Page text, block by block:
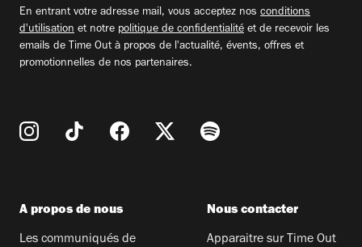
En entrant votre adresse mail, vous acceptez nos conditions
d'utilisation et notre politique de confidentialité et de recevoir les
emails de Time Out à propos de l'actualité, évents, offres et
promotionnelles de nos partenaires.
A propos de nous
Les communiqués de
Nous contacter
Apparaitre sur Time Out